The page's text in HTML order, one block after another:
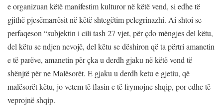
e organizuan këtë manifestim kulturor në këtë vend, si edhe të
gjithë pjesëmarrësit në këtë shtegëtim pelegrinazhi. Ai shtoi se
perfaqeson “subjektin i cili tash 27 vjet, për çdo mëngjes del këtu,
del këtu se ndjen nevojë, del këtu se dëshiron që ta përtri amanetin
e të parëve, amanetin për çka u derdh gjaku në këtë vend të
shënjtë për ne Malësorët. E gjaku u derdh ketu e gjetiu, që
malësorët këtu, jo vetem të flasin e të frymojne shqip, por edhe të
veprojnë shqip.